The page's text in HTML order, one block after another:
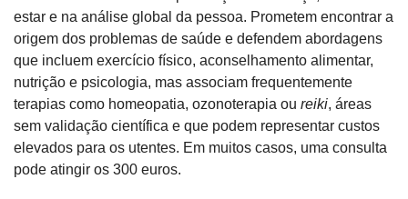
estar e na análise global da pessoa. Prometem encontrar a
origem dos problemas de saúde e defendem abordagens
que incluem exercício físico, aconselhamento alimentar,
nutrição e psicologia, mas associam frequentemente
terapias como homeopatia, ozonoterapia ou reiki, áreas
sem validação científica e que podem representar custos
elevados para os utentes. Em muitos casos, uma consulta
pode atingir os 300 euros.